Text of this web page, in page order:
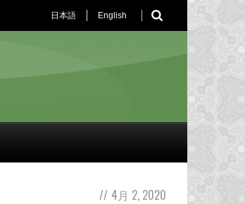
日本語 English
// 4月 2, 2020